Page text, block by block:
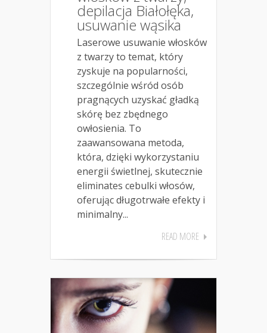
depilacja Białołęka,
usuwanie wąsika
Laserowe usuwanie włosków
z twarzy to temat, który
zyskuje na popularności,
szczególnie wśród osób
pragnących uzyskać gładką
skórę bez zbędnego
owłosienia. To
zaawansowana metoda,
która, dzięki wykorzystaniu
energii świetlnej, skutecznie
eliminates cebulki włosów,
oferując długotrwałe efekty i
minimalny...
READ MORE